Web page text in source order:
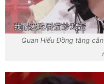
Quan Hiểu Đồng tăng